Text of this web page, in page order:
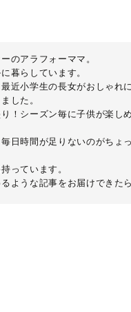
のアラフォーママ。
暮らしています。
近小学生の長女がおしゃれ
した。
！シーズン毎に子供が楽し
日時間が足りないのがちょ
っています。
ような記事をお届けできた